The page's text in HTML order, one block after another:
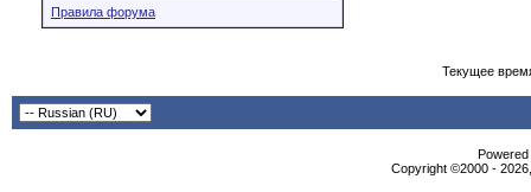
Правила форума
Текущее
Copyright ©2000 -